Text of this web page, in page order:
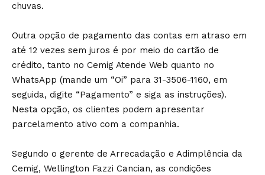
chuvas.
Outra opção de pagamento das contas em atraso em
até 12 vezes sem juros é por meio do cartão de
crédito, tanto no Cemig Atende Web quanto no
WhatsApp (mande um “Oi” para 31-3506-1160, em
seguida, digite “Pagamento” e siga as instruções).
Nesta opção, os clientes podem apresentar
parcelamento ativo com a companhia.
Segundo o gerente de Arrecadação e Adimplência da
Cemig, Wellington Fazzi Cancian, as condições